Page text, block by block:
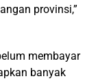
provinsi,”
membayar
banyak